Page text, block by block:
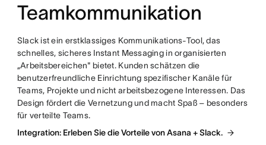
Teamkommunikation
Slack ist ein erstklassiges Kommunikations-Tool, das
schnelles, sicheres Instant Messaging in organisierten
„Arbeitsbereichen" bietet. Kunden schätzen die
benutzerfreundliche Einrichtung spezifischer Kanäle für
Teams, Projekte und nicht arbeitsbezogene Interessen. Das
Design fördert die Vernetzung und macht Spaß – besonders
für verteilte Teams.
Integration: Erleben Sie die Vorteile von Asana + Slack.